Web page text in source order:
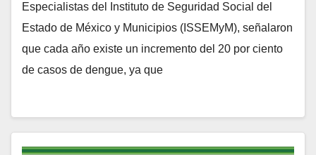
Especialistas del Instituto de Seguridad Social del
Estado de México y Municipios (ISSEMyM), señalaron
que cada año existe un incremento del 20 por ciento
de casos de dengue, ya que